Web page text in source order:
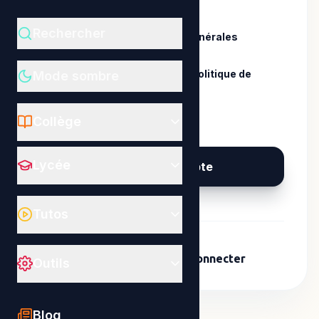
Blog
Conditions Générales
d'Utilisation.
politique de
Créer mon compte
Se connecter